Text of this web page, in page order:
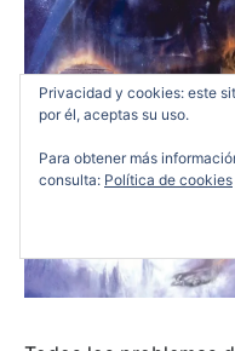
Privacidad y cookies: este
por él, aceptas su uso.
Para obtener más
consulta: Política de cookies